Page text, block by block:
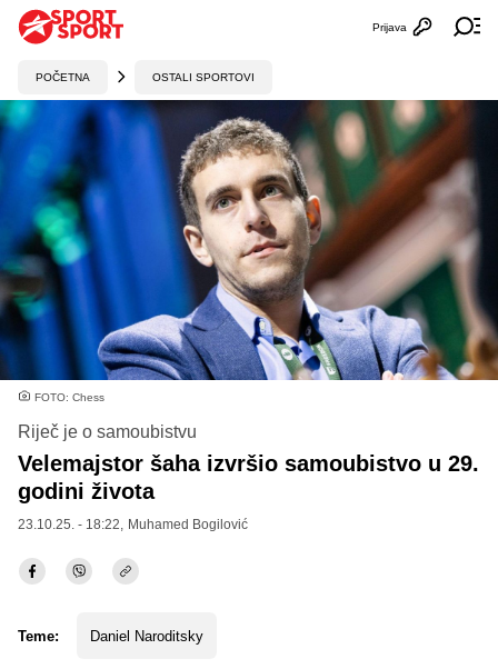
Otvori
Prijava
POČETNA OSTALI SPORTOVI
FOTO: Chess
Riječ je o samoubistvu
Velemajstor šaha izvršio samoubistvo u 29.
godini života
23.10.25. - 18:22, Muhamed Bogilović
Teme: Daniel Naroditsky